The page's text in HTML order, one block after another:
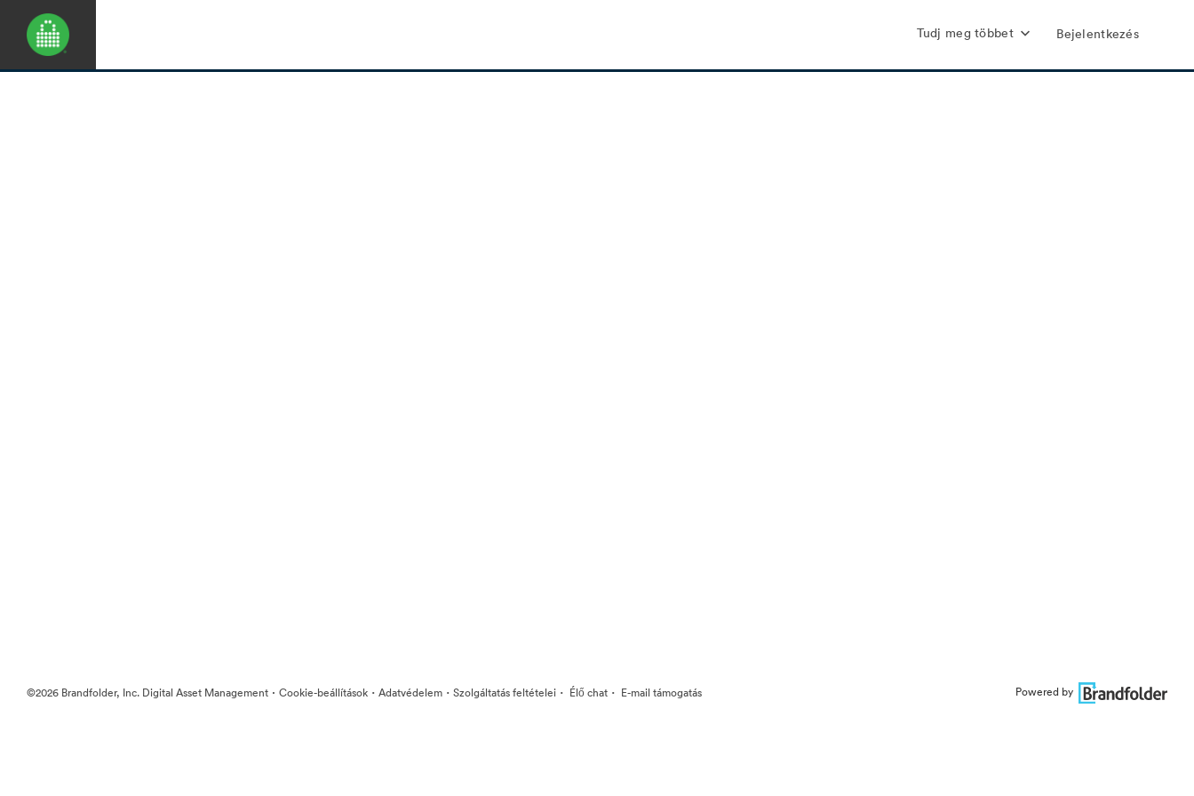
Tudj meg többet Bejelentkezés
©2026 Brandfolder, Inc. Digital Asset Management · Cookie-beállítások · Adatvédelem · Szolgáltatás feltételei · Élő chat · E-mail támogatás Powered by